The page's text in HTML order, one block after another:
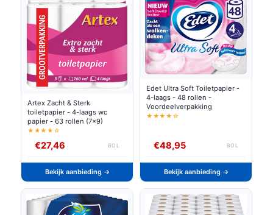
Artex Zacht & Sterk
toiletpapier - 4-laags wc
papier - 63 rollen (7x9)
★★★★☆
€27,46 BOL
Bekijk aanbieding →
Edet Ultra Soft Toiletpapier -
4-laags - 48 rollen -
Voordeelverpakking
★★★★☆
€48,95 BOL
Bekijk aanbieding →